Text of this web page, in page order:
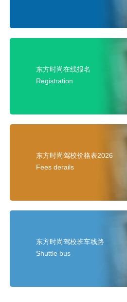
东方时尚在线报名
Registration
东方时尚驾校价格表2026
Fees derails
东方时尚驾校班车线路
Shuttle bus